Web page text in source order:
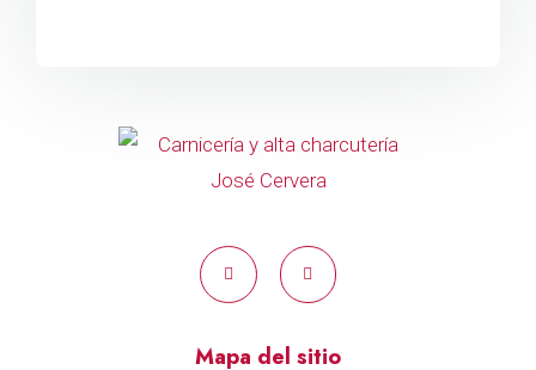
Mapa del sitio